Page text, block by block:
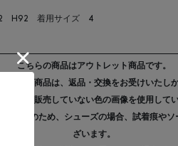
H92 着用サイズ 4
こちらの商品はアウトレット商品です。
レット商品は、返品・交換をお受けいたしか
、現在販売していない色の画像を使用して
開済みのため、シューズの場合、試着痕や
ざいます。